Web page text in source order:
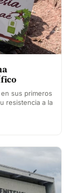
sus primeros
resistencia a la